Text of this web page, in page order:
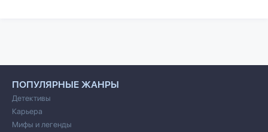
ПОПУЛЯРНЫЕ ЖАНРЫ
Детективы
Карьера
Мифы и легенды